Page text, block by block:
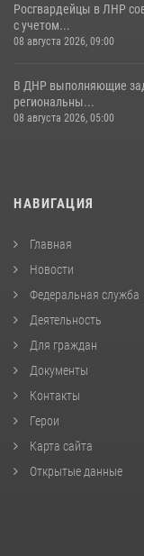
Росгвардейцы в ЛНР
с учетом...
08 августа 2026, 09:00
В ДНР выполняющие
региональны...
08 августа 2026, 05:00
НАВИГАЦИЯ
Главная
Новости
Федеральная служба
Деятельность
Для граждан
Документы
Контакты
Герои
Карта сайта
Открытые данные